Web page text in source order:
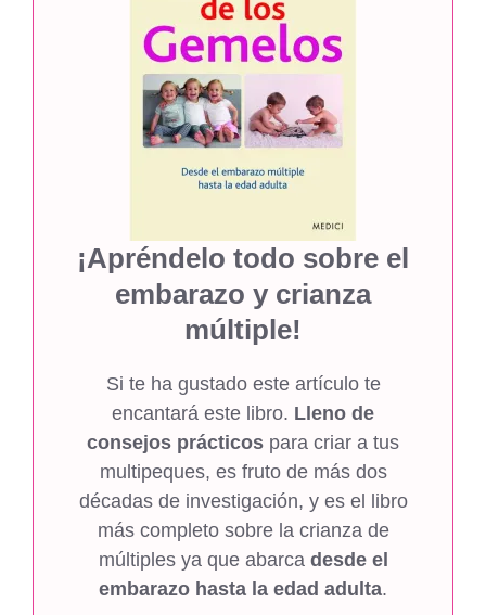
¡Apréndelo todo sobre el
embarazo y crianza
múltiple!
Si te ha gustado este artículo te
encantará este libro. Lleno de
consejos prácticos para criar a tus
multipeques, es fruto de más dos
décadas de investigación, y es el libro
más completo sobre la crianza de
múltiples ya que abarca desde el
embarazo hasta la edad adulta.